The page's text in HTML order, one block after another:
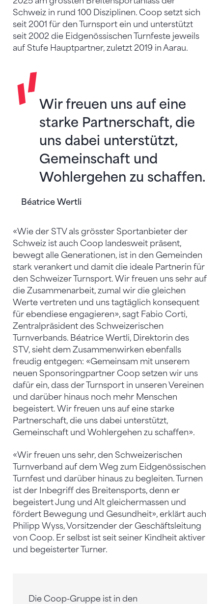
Schweiz in rund 100 Disziplinen. Coop setzt sich
seit 2001 für den Turnsport ein und unterstützt
seit 2002 die Eidgenössischen Turnfeste jeweils
auf Stufe Hauptpartner, zuletzt 2019 in Aarau.
Béatrice Wertli
Wir freuen uns auf eine
starke Partnerschaft, die
uns dabei unterstützt,
Gemeinschaft und
Wohlergehen zu schaffen.
«Wie der STV als grösster Sportanbieter der
Schweiz ist auch Coop landesweit präsent,
bewegt alle Generationen, ist in den Gemeinden
stark verankert und damit die ideale Partnerin für
den Schweizer Turnsport. Wir freuen uns sehr auf
die Zusammenarbeit, zumal wir die gleichen
Werte vertreten und uns tagtäglich konsequent
für ebendiese engagieren», sagt Fabio Corti,
Zentralpräsident des Schweizerischen
Turnverbands. Béatrice Wertli, Direktorin des
STV, sieht dem Zusammenwirken ebenfalls
freudig entgegen: «Gemeinsam mit unserem
neuen Sponsoringpartner Coop setzen wir uns
dafür ein, dass der Turnsport in unseren Vereinen
und darüber hinaus noch mehr Menschen
begeistert. Wir freuen uns auf eine starke
Partnerschaft, die uns dabei unterstützt,
Gemeinschaft und Wohlergehen zu schaffen».
«Wir freuen uns sehr, den Schweizerischen
Turnverband auf dem Weg zum Eidgenössischen
Turnfest und darüber hinaus zu begleiten. Turnen
ist der Inbegriff des Breitensports, denn er
begeistert Jung und Alt gleichermassen und
fördert Bewegung und Gesundheit», erklärt auch
Philipp Wyss, Vorsitzender der Geschäftsleitung
von Coop. Er selbst ist seit seiner Kindheit aktiver
und begeisterter Turner.
Die Coop-Gruppe ist in den